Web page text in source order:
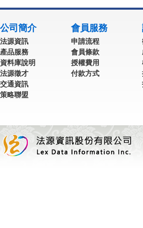
公司簡介
法源資訊
產品服務
資料庫說明
法源徵才
交通資訊
策略聯盟
會員服務
申請流程
會員條款
授權費用
付款方式